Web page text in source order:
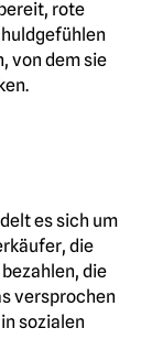
rote
von dem sie
es sich um
die
die
versprochen
sozialen